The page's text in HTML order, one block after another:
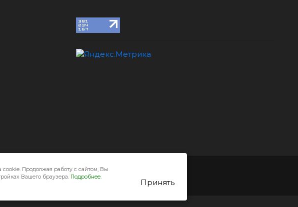
Продолжая работу с сайтом, Вы
Вашего браузера. Подробнее.
Принять